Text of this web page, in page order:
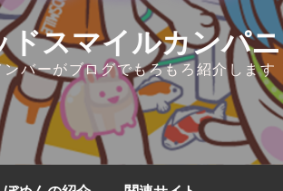
ドスマイルカンパ
バーがブログでもろもろ紹介します